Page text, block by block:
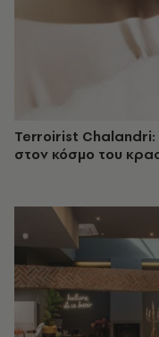
Terroirist Chalandri:
στον κόσμο του